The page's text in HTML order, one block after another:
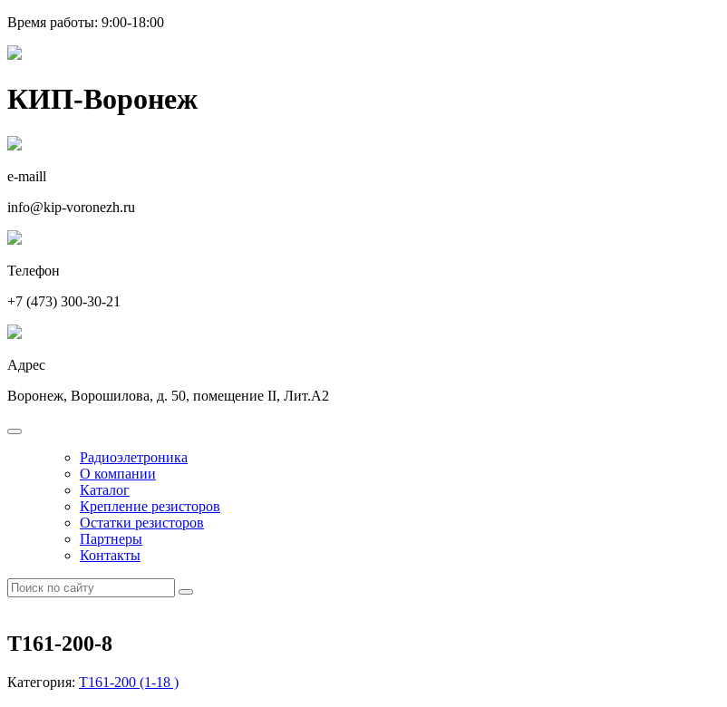
Время работы: 9:00-18:00
КИП-Воронеж
e-maill
info@kip-voronezh.ru
Телефон
+7 (473) 300-30-21
Адрес
Воронеж, Ворошилова, д. 50, помещение II, Лит.А2
Радиоэлетроника
О компании
Каталог
Крепление резисторов
Остатки резисторов
Партнеры
Контакты
Т161-200-8
Категория: Т161-200 (1-18 )